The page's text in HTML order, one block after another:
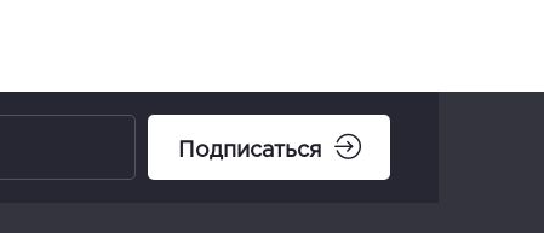
Подписаться